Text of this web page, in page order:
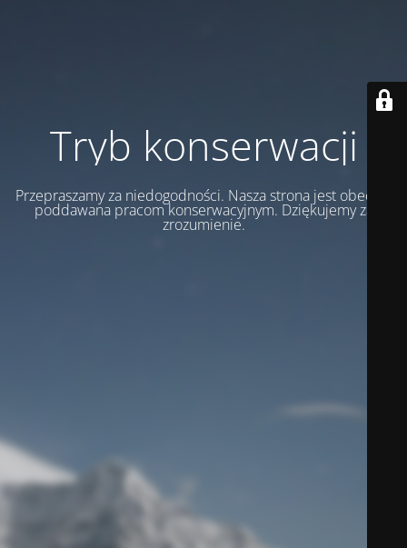
Tryb konserwacji
Przepraszamy za niedogodności. Nasza strona jest obecnie
poddawana pracom konserwacyjnym. Dziękujemy za
zrozumienie.